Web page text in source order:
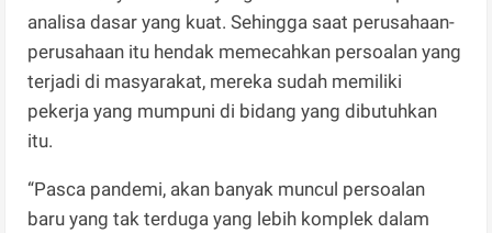
analisa dasar yang kuat. Sehingga saat perusahaan-
perusahaan itu hendak memecahkan persoalan yang
terjadi di masyarakat, mereka sudah memiliki
pekerja yang mumpuni di bidang yang dibutuhkan
itu.
“Pasca pandemi, akan banyak muncul persoalan
baru yang tak terduga yang lebih komplek dalam